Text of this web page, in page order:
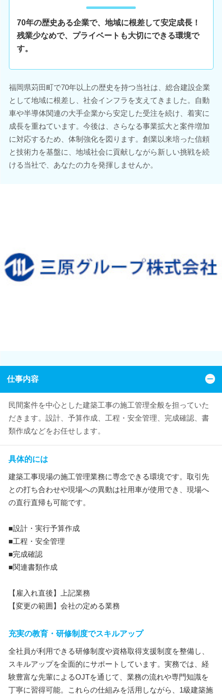
70年の歴史ある企業で、地域に根差して安定成長！
残業少なめで、プライベートも大切にできる環境で
す。
福岡県苅田町で70年以上の歴史を持つ当社は、総合建設企業
として地域に根差し、社会インフラを支えてきました。自動
車や半導体関連の大手企業から安定した受注を続け、着実に
成長を重ねています。今後は、さらなる事業拡大と案件増加
に対応するため、体制強化を図ります。創業以来培った信頼
と技術力を基盤に、地域社会に貢献しながら新しい挑戦を続
ける当社で、あなたの力を発揮しませんか。
仕事内容
民間案件を中心とした建築工事の施工管理全般を担っていた
だきます。設計、予算作成、工程・安全管理、完成確認、書
類作成などをお任せします。
具体的には
建築工事現場の施工管理業務に専念できる環境です。取引先
との打ち合わせや現場への異動は社用車が使用でき、現場へ
の直行直帰も可能です。
■設計・実行予算作成
■工程・安全管理
■完成確認
■関連書類作成
【雇入れ直後】上記業務
【変更の範囲】会社の定める業務
充実の教育・研修制度でスキルアップ
全社員が利用できる研修制度や資格取得支援制度を整備し、
スキルアップを全面的にサポートしています。実務では、経
験豊富な先輩によるOJTを通じて、業務の流れや専門知識を
丁寧に習得可能。これらの仕組みを活用しながら、1級建築施